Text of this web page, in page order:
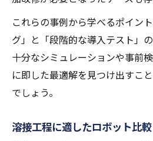
これらの事例から学べるポイン
グ」と「段階的な導入テスト」
十分なシミュレーションや事前
に即した最適解を見つけ出すこ
でしょう。
溶接工程に適したロボット比